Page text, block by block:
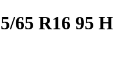
65 R16 95 H